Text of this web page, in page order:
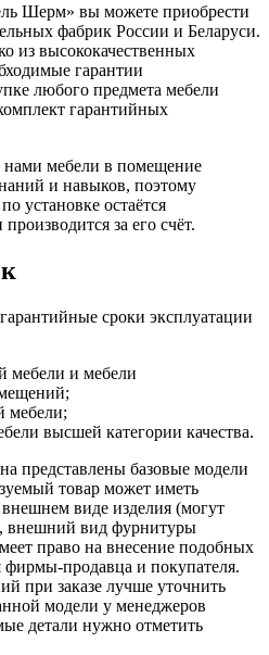
Шерм» вы можете приобрести
фабрик России и Беларуси.
из высококачественных
гарантии
любого предмета мебели
гарантийных
нами мебели в помещение
и навыков, поэтому
установке остаётся
за его счёт.
сроки эксплуатации
мебели и мебели
мебели;
высшей категории качества.
представлены базовые модели
товар может иметь
виде изделия (могут
внешний вид фурнитуры
право на внесение подобных
фирмы-продавца и покупателя.
при заказе лучше уточнить
модели у менеджеров
детали нужно отметить